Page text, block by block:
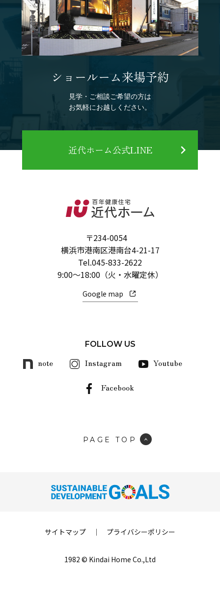
ショールーム来場予約
見学・ご相談ご希望の方は
お気軽にお越しください。
近代ホーム公式LINE
〒234-0054
横浜市港南区港南台4-21-17
Tel.045-833-2622
9:00～18:00（火・水曜定休）
Google map
FOLLOW US
note Instagram Youtube
Facebook
PAGE TOP
サイトマップ ｜ プライバシーポリシー
1982 © Kindai Home Co.,Ltd